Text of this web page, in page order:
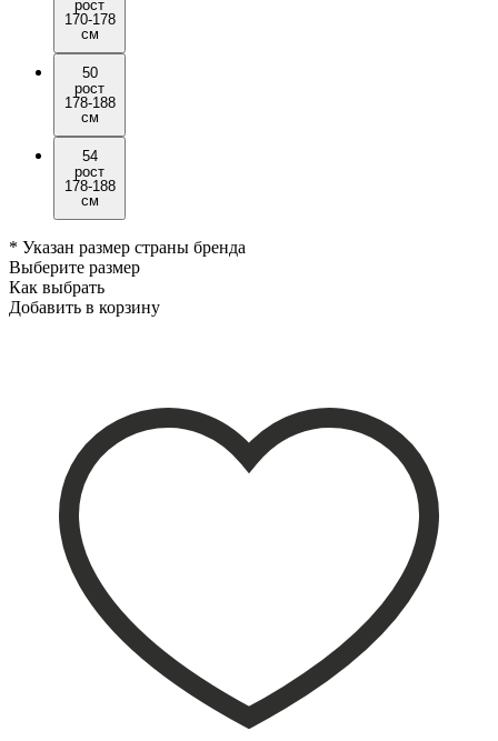
рост
170-178
см
50
рост
178-188
см
54
рост
178-188
см
* Указан размер страны бренда
Выберите размер
Как выбрать
Добавить в корзину